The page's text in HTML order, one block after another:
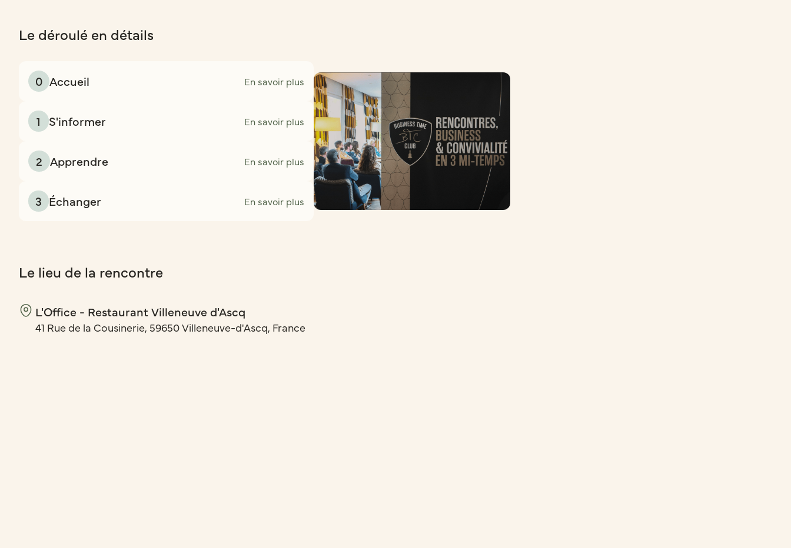
Le déroulé en détails
0 Accueil En savoir plus
1 S'informer En savoir plus
2 Apprendre En savoir plus
3 Échanger En savoir plus
Le lieu de la rencontre
L'Office - Restaurant Villeneuve d'Ascq
41 Rue de la Cousinerie, 59650 Villeneuve-d'Ascq, France